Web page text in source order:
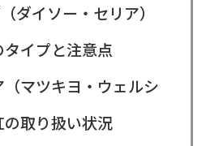
ダイソー・セリア）
イプと注意点
（マツキヨ・ウェルシ
取り扱い状況